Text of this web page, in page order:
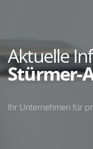
Aktuelle
Stürmer-
Ihr Unternehmen für